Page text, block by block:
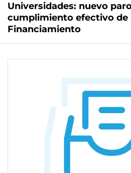
Universidades: nuevo
cumplimiento efectivo de
Financiamiento